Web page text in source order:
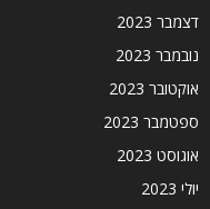
דצמבר 2023
נובמבר 2023
אוקטובר 2023
ספטמבר 2023
אוגוסט 2023
יולי 2023